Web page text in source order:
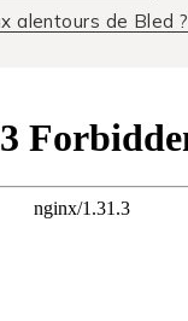
alentours de Bled ?